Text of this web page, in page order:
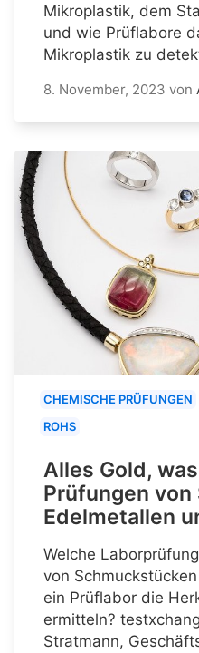
Mikroplastik, dem
und wie Prüflabore
Mikroplastik zu
8. November, 2023 von
CHEMISCHE PRÜFUNGEN
ROHS
Alles Gold,
Prüfungen von
Edelmetallen
Welche
von
ein Prüflabor die
ermitteln?
Stratmann,